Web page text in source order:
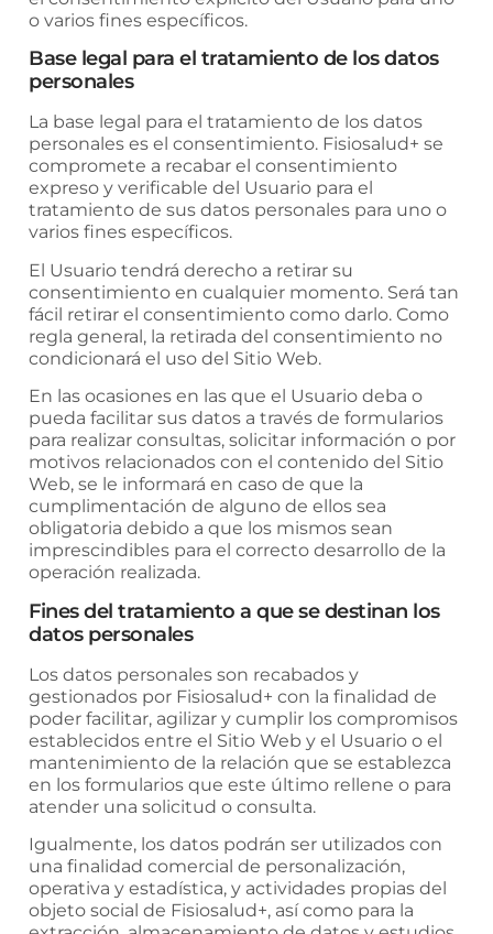
o varios fines específicos.
Base legal para el tratamiento de los datos
personales
La base legal para el tratamiento de los datos
personales es el consentimiento. Fisiosalud+ se
compromete a recabar el consentimiento
expreso y verificable del Usuario para el
tratamiento de sus datos personales para uno o
varios fines específicos.
El Usuario tendrá derecho a retirar su
consentimiento en cualquier momento. Será tan
fácil retirar el consentimiento como darlo. Como
regla general, la retirada del consentimiento no
condicionará el uso del Sitio Web.
En las ocasiones en las que el Usuario deba o
pueda facilitar sus datos a través de formularios
para realizar consultas, solicitar información o por
motivos relacionados con el contenido del Sitio
Web, se le informará en caso de que la
cumplimentación de alguno de ellos sea
obligatoria debido a que los mismos sean
imprescindibles para el correcto desarrollo de la
operación realizada.
Fines del tratamiento a que se destinan los
datos personales
Los datos personales son recabados y
gestionados por Fisiosalud+ con la finalidad de
poder facilitar, agilizar y cumplir los compromisos
establecidos entre el Sitio Web y el Usuario o el
mantenimiento de la relación que se establezca
en los formularios que este último rellene o para
atender una solicitud o consulta.
Igualmente, los datos podrán ser utilizados con
una finalidad comercial de personalización,
operativa y estadística, y actividades propias del
objeto social de Fisiosalud+, así como para la